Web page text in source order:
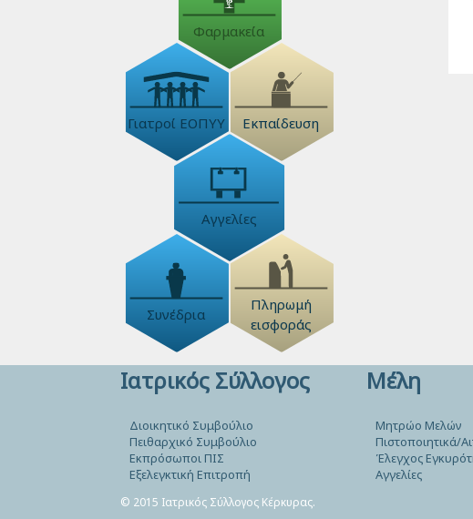
Φαρμακεία
Γιατροί ΕΟΠΥΥ Εκπαίδευση
Αγγελίες
Συνέδρια
Πληρωμή
εισφοράς
Ιατρικός Σύλλογος
Διοικητικό Συμβούλιο
Πειθαρχικό Συμβούλιο
Εκπρόσωποι ΠΙΣ
Εξελεγκτική Επιτροπή
Μέλη
Μητρώο Μελών
Πιστοποιητικά/
Έλεγχος
Αγγελίες
© 2015 Ιατρικός Σύλλογος Κέρκυρας.